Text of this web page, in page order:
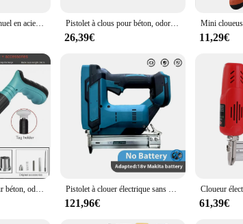
tasks effortlessly. Whether you're securing a shelf,
cloueuse is not just a tool; it's a testament to the
task.
Mini odorà clous manuel en acier, outil de clouage, déterminer le béton injuste pour le travail de calcul domestique, fixation murale, outil de rivetage Pistolet à clous pour béton, odorà clouer pour mur, cloueur pour toiture, odorà l'hypothèse pour encadrement, mini canon dédié, déterminer injuste, 2024
26,39€ 11,29€
Mini odorà clous pour béton, odorà clouer pour mur, revêtement de sol, toiture, encadrement, nouveau Pistolet à clouer électrique sans balais, cloueuse électronique, calcul de fonctionnement, outils électriques sans fil pour Makita, batterie 18V, F30, F25, F20, F15
121,96€ 61,39€